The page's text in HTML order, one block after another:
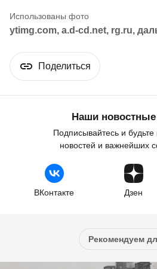
ytimg.com, a.d-cd.net, rg.ru,
Поделиться
Наши
Подписывайтесь и будьте
новостей и важнейших
ВКонтакте Дзен
Рекомендуем